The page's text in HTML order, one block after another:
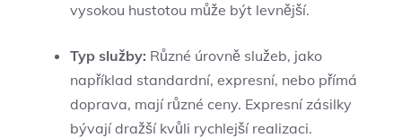
vysokou hustotou může být levnější.
Typ služby: Různé úrovně služeb, jako
například standardní, expresní, nebo přímá
doprava, mají různé ceny. Expresní zásilky
bývají dražší kvůli rychlejší realizaci.